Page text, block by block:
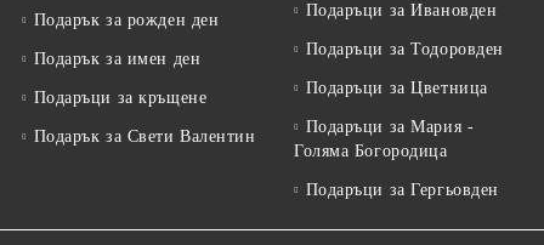
Подарък за рожден ден
Подарък за имен ден
Подаръци за кръщене
Подарък за Свети Валентин
Подаръци за Ивановден
Подаръци за Тодоровден
Подаръци за Цветница
Подаръци за Мария -
Голяма Богородица
Подаръци за Гергьовден